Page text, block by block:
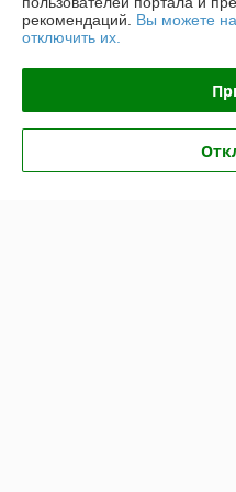
Контакты
рекомендаций. Вы можете
отключить их.